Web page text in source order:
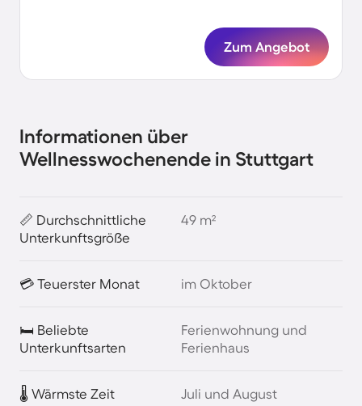
Zum Angebot
Informationen über
Wellnesswochenende in Stuttgart
📏 Durchschnittliche
Unterkunftsgröße
49 m²
💳 Teuerster Monat im Oktober
🛏️ Beliebte
Unterkunftsarten
Ferienwohnung und
Ferienhaus
🌡️ Wärmste Zeit Juli und August